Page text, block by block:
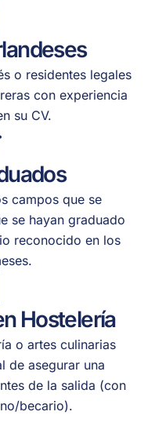
o residentes legales
con experiencia
su CV.
campos que se
se hayan graduado
reconocido en los
Hostelería
o artes culinarias
de asegurar una
de la salida (con
becario).